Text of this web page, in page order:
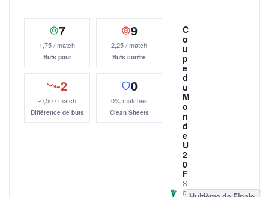
7
1,75 / match
Buts pour
9
2,25 / match
Buts contre
-2
-0,50 / match
Différence de buts
0
0% matches
Clean Sheets
C
o
u
p
e
d
u
M
o
n
d
e
U
2
0
F
S
o